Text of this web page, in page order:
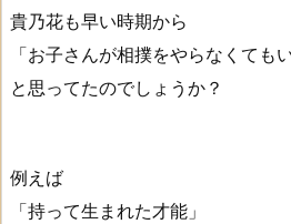
貴乃花も早い時期から
「お子さんが相撲をやらなくてもい
と思ってたのでしょうか？
例えば
「持って生まれた才能」